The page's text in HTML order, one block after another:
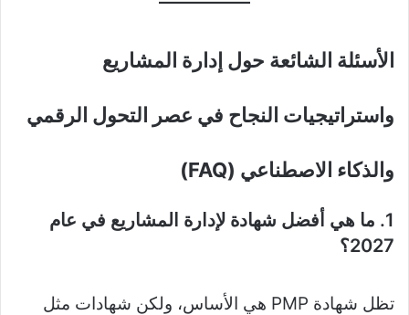
الأسئلة الشائعة حول إدارة المشاريع
واستراتيجيات النجاح في عصر التحول الرقمي
والذكاء الاصطناعي (FAQ)
1. ما هي أفضل شهادة لإدارة المشاريع في عام
2027؟
تظل شهادة PMP هي الأساس، ولكن شهادات مثل